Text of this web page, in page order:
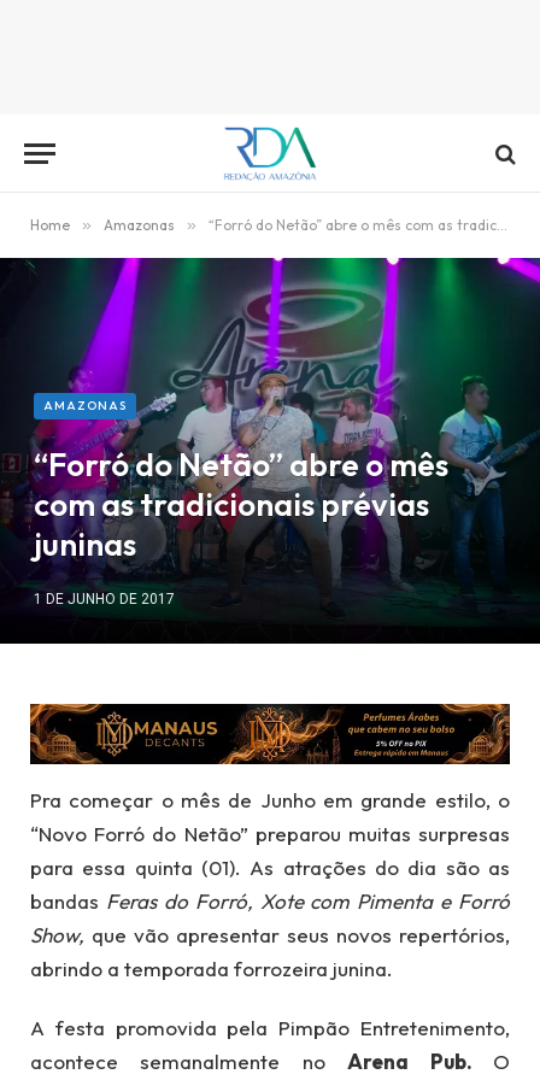
Home » Amazonas » “Forró do Netão” abre o mês com as tradicionais prévias juninas
AMAZONAS
“Forró do Netão” abre o mês
com as tradicionais prévias
juninas
1 DE JUNHO DE 2017
Pra começar o mês de Junho em grande estilo, o
“Novo Forró do Netão” preparou muitas surpresas
para essa quinta (01). As atrações do dia são as
bandas Feras do Forró, Xote com Pimenta e Forró
Show, que vão apresentar seus novos repertórios,
abrindo a temporada forrozeira junina.
A festa promovida pela Pimpão Entretenimento,
acontece semanalmente noArena Pub. O